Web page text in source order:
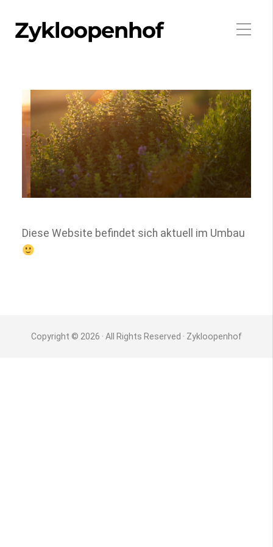
Zykloopenhof
Diese Website befindet sich aktuell im Umbau
Copyright © 2026 · All Rights Reserved · Zykloopenhof